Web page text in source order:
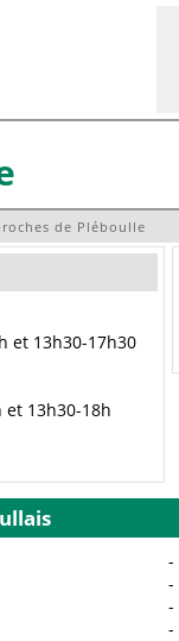
de Pléboulle
et 13h30-17h30
13h30-18h